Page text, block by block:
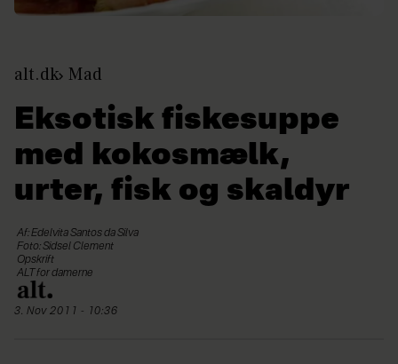
alt.dk Mad
Eksotisk fiskesuppe
med kokosmælk,
urter, fisk og skaldyr
Af: Edelvita Santos da Silva
Foto: Sidsel Clement
Opskrift
ALT for damerne
3. Nov 2011 - 10:36